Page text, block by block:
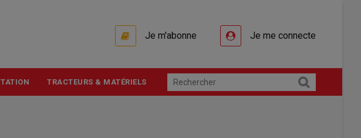
Je m'abonne Je me connecte
TRACTEURS & MATÉRIELS